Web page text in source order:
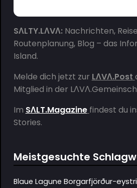
SΛLTY.LΛVΛ:Nachrichten,
Routenplanung, Blog – das
Island.
Melde dich jetzt zur LΛVΛ.Post
Mitglied in der
Im SΛLT.Magazine findest du
Stories.
Meistgesuchte
Blaue Lagune Borgarfjörður-eystri